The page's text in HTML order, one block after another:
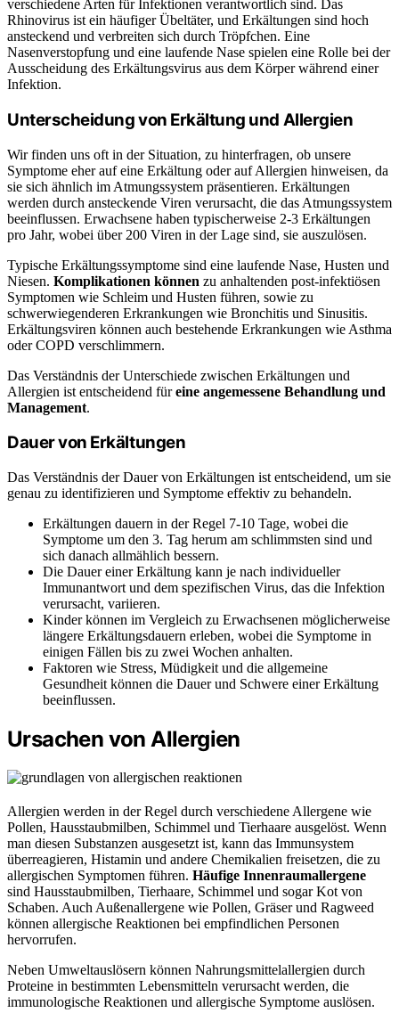
verschiedene Arten für Infektionen verantwortlich sind. Das
Rhinovirus ist ein häufiger Übeltäter, und Erkältungen sind hoch
ansteckend und verbreiten sich durch Tröpfchen. Eine
Nasenverstopfung und eine laufende Nase spielen eine Rolle bei der
Ausscheidung des Erkältungsvirus aus dem Körper während einer
Infektion.
Unterscheidung von Erkältung und Allergien
Wir finden uns oft in der Situation, zu hinterfragen, ob unsere
Symptome eher auf eine Erkältung oder auf Allergien hinweisen, da
sie sich ähnlich im Atmungssystem präsentieren. Erkältungen
werden durch ansteckende Viren verursacht, die das Atmungssystem
beeinflussen. Erwachsene haben typischerweise 2-3 Erkältungen
pro Jahr, wobei über 200 Viren in der Lage sind, sie auszulösen.
Typische Erkältungssymptome sind eine laufende Nase, Husten und
Niesen. Komplikationen können zu anhaltenden post-infektiösen
Symptomen wie Schleim und Husten führen, sowie zu
schwerwiegenderen Erkrankungen wie Bronchitis und Sinusitis.
Erkältungsviren können auch bestehende Erkrankungen wie Asthma
oder COPD verschlimmern.
Das Verständnis der Unterschiede zwischen Erkältungen und
Allergien ist entscheidend füreine angemessene Behandlung und
Management.
Dauer von Erkältungen
Das Verständnis der Dauer von Erkältungen ist entscheidend, um sie
genau zu identifizieren und Symptome effektiv zu behandeln.
Erkältungen dauern in der Regel 7-10 Tage, wobei die
Symptome um den 3. Tag herum am schlimmsten sind und
sich danach allmählich bessern.
Die Dauer einer Erkältung kann je nach individueller
Immunantwort und dem spezifischen Virus, das die Infektion
verursacht, variieren.
Kinder können im Vergleich zu Erwachsenen möglicherweise
längere Erkältungsdauern erleben, wobei die Symptome in
einigen Fällen bis zu zwei Wochen anhalten.
Faktoren wie Stress, Müdigkeit und die allgemeine
Gesundheit können die Dauer und Schwere einer Erkältung
beeinflussen.
Ursachen von Allergien
Allergien werden in der Regel durch verschiedene Allergene wie
Pollen, Hausstaubmilben, Schimmel und Tierhaare ausgelöst. Wenn
man diesen Substanzen ausgesetzt ist, kann das Immunsystem
überreagieren, Histamin und andere Chemikalien freisetzen, die zu
allergischen Symptomen führen. Häufige Innenraumallergene
sind Hausstaubmilben, Tierhaare, Schimmel und sogar Kot von
Schaben. Auch Außenallergene wie Pollen, Gräser und Ragweed
können allergische Reaktionen bei empfindlichen Personen
hervorrufen.
Neben Umweltauslösern können Nahrungsmittelallergien durch
Proteine in bestimmten Lebensmitteln verursacht werden, die
immunologische Reaktionen und allergische Symptome auslösen.